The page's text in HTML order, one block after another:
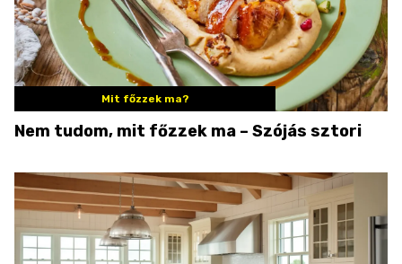
Mit főzzek ma?
Nem tudom, mit főzzek ma – Szójás sztori